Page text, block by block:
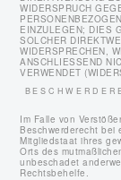
WIDERSPRUCH
EINZULEGEN; DIES
SOLCHER
WIDERSPRECHEN,
ANSCHLIESSEND
VERWENDET
Im Falle von
Beschwerderecht bei
Mitgliedstaat ihres
Orts des
unbeschadet
Rechtsbehelfe.